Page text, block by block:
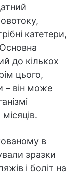
катетери,
до кількох
цього,
– він може
в
зразки
і боліт на